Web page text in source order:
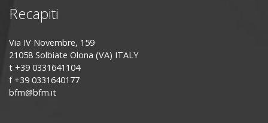
Recapiti
Via IV Novembre, 159
21058 Solbiate Olona (VA) ITALY
t +39 0331641104
f +39 0331640177
bfm@bfm.it